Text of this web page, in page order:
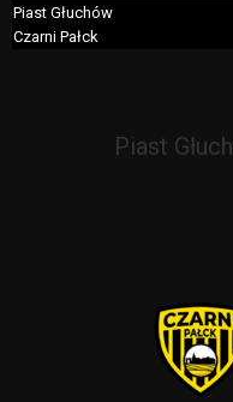
Piast Głuchów
Czarni Pałck
Piast